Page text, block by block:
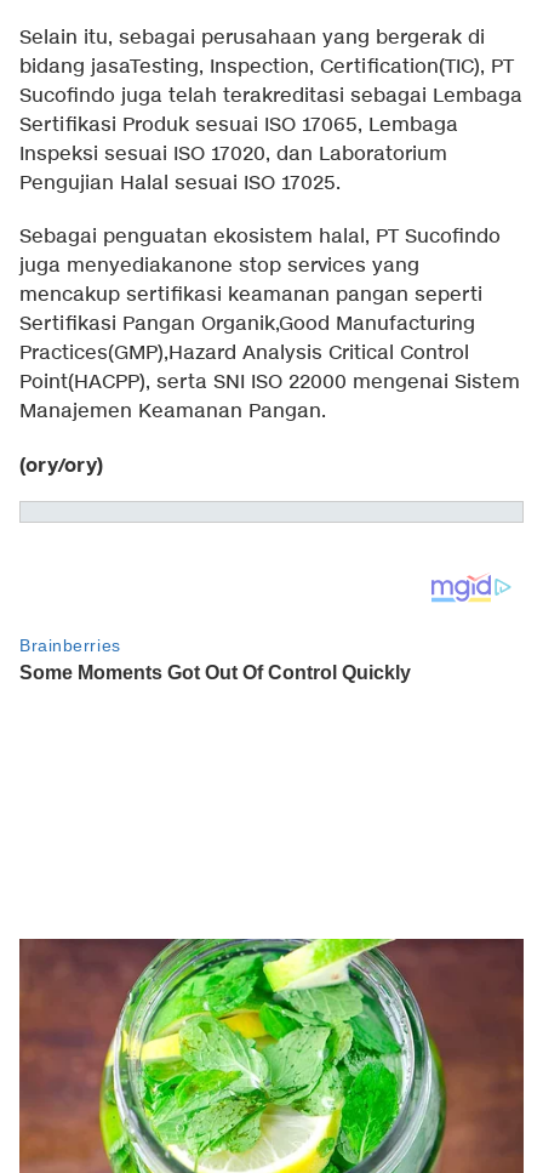
Selain itu, sebagai perusahaan yang bergerak di
bidang jasaTesting, Inspection, Certification(TIC), PT
Sucofindo juga telah terakreditasi sebagai Lembaga
Sertifikasi Produk sesuai ISO 17065, Lembaga
Inspeksi sesuai ISO 17020, dan Laboratorium
Pengujian Halal sesuai ISO 17025.
Sebagai penguatan ekosistem halal, PT Sucofindo
juga menyediakanone stop services yang
mencakup sertifikasi keamanan pangan seperti
Sertifikasi Pangan Organik,Good Manufacturing
Practices(GMP),Hazard Analysis Critical Control
Point(HACPP), serta SNI ISO 22000 mengenai Sistem
Manajemen Keamanan Pangan.
(ory/ory)